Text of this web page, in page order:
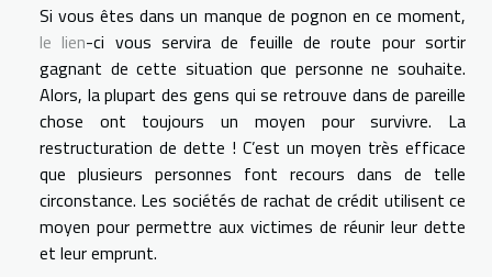
Si vous êtes dans un manque de pognon en ce moment,
le lien-ci vous servira de feuille de route pour sortir
gagnant de cette situation que personne ne souhaite.
Alors, la plupart des gens qui se retrouve dans de pareille
chose ont toujours un moyen pour survivre. La
restructuration de dette ! C’est un moyen très efficace
que plusieurs personnes font recours dans de telle
circonstance. Les sociétés de rachat de crédit utilisent ce
moyen pour permettre aux victimes de réunir leur dette
et leur emprunt.